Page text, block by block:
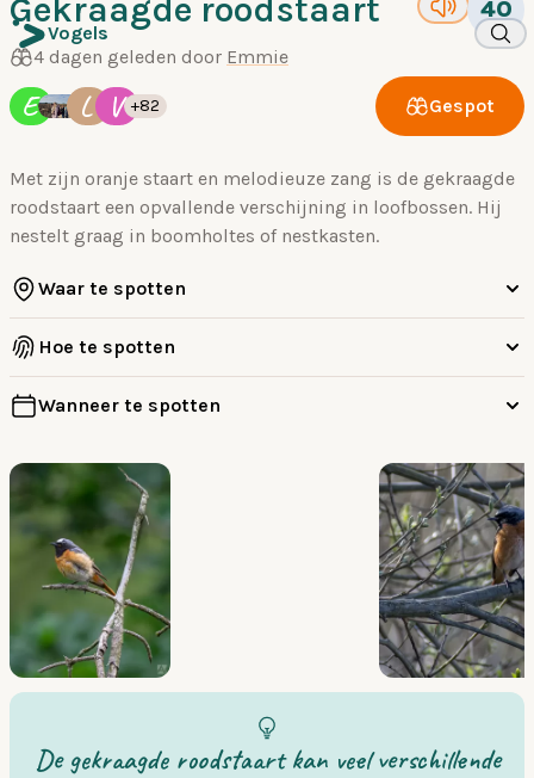
Vogels
Gekraagde roodstaart 40
4 dagen geleden door Emmie
E L V +82 Gespot
Met zijn oranje staart en melodieuze zang is de gekraagde
roodstaart een opvallende verschijning in loofbossen. Hij
nestelt graag in boomholtes of nestkasten.
Waar te spotten
Hoe te spotten
Wanneer te spotten
De gekraagde roodstaart kan veel verschillende